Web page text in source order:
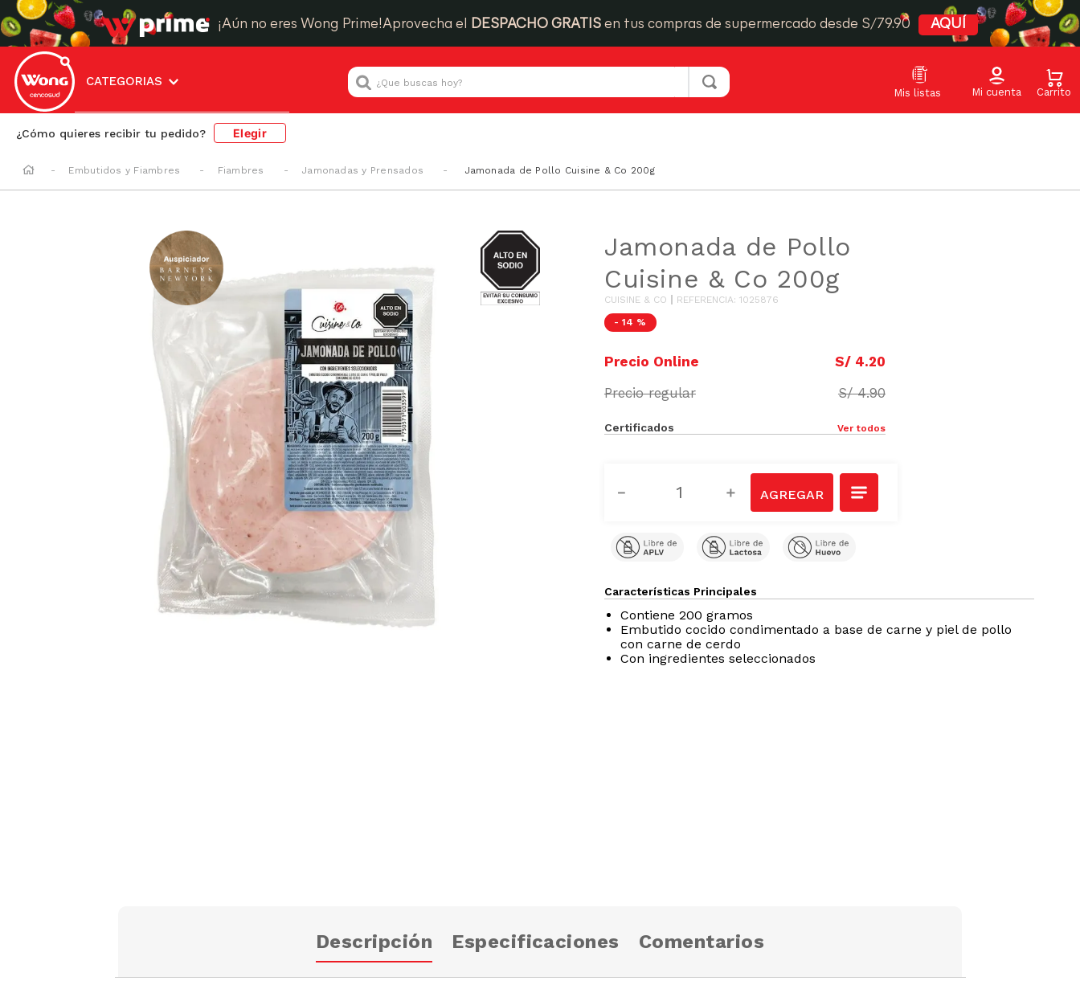
¡Aún no eres Wong Prime!Aprovecha el DESPACHO GRATIS en tus compras de supermercado desde S/79.90 AQUÍ
CATEGORIAS
¿Que buscas hoy?
¿Cómo quieres recibir tu pedido? Elegir
Embutidos y Fiambres Fiambres Jamonadas y Prensados Jamonada de Pollo Cuisine & Co 200g
SODIO
Jamonada de Pollo
Cuisine & Co 200g
CUISINE & CO REFERENCIA: 1025876
- 14 %
S/ 4.20
S/ 4.90
Certificados Ver todos
＋
－
Características Principales
Contiene 200 gramos
Embutido cocido condimentado a base de carne y piel de pollo
con carne de cerdo
Con ingredientes seleccionados
Descripción Especificaciones Comentarios